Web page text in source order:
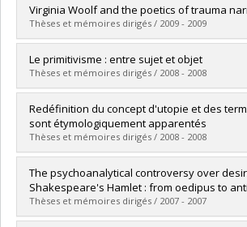
Diplômé(e) :David, Anne-Marie
Cycle : Maîtrise
Diplôme obtenu :M.A.
Lien vers le document dans Papyrus
Virginia Woolf and the poetics of trauma
Thèses et mémoires dirigés / 2009 - 2009
Diplômé(e) :Amara, Ahmed
Cycle : Doctorat
Diplôme obtenu :Ph. D.
Lien vers le document dans Papyrus
Le primitivisme : entre sujet et objet
Thèses et mémoires dirigés / 2008 - 2008
Diplômé(e) :Paré-Moreau, Philippe
Cycle :Maîtrise
Diplôme obtenu :M.A.
Lien vers le document dans Papyrus
Redéfinition du concept d'utopie et des
sont étymologiquement apparentés
Thèses et mémoires dirigés / 2008 - 2008
Diplômé(e) :Méthot, Benoit
Cycle :Maîtrise
Diplôme obtenu :M.A.
Lien vers le document dans Papyrus
The psychoanalytical controversy over
Shakespeare's Hamlet : from oedipus to
Thèses et mémoires dirigés / 2007 - 2007